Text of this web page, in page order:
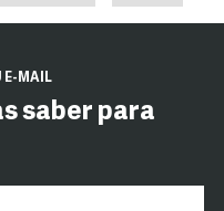
E-MAIL
saber para